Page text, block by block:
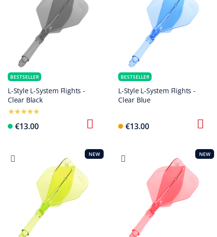
BESTSELLER
L-Style L-System Flights -
Clear Black
€13.00
BESTSELLER
L-Style L-System Flights -
Clear Blue
€13.00
NEW NEW